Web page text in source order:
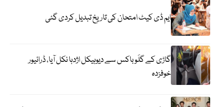
ایم ڈی کیٹ امتحان کی تاریخ تبدیل کردی گئی
گاڑی کے گلَو باکس سے دیوہیکل اژدہا نکل آیا، ڈرائیور
خوفزدہ